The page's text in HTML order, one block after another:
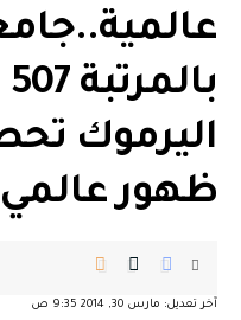
اليرموك
ظهور عالمي
آخر تعديل: مارس 30, 2014 9:35 ص